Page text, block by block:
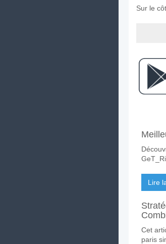
Sur le
Le
Les
Non
Sur le
Lire
Cet
paris